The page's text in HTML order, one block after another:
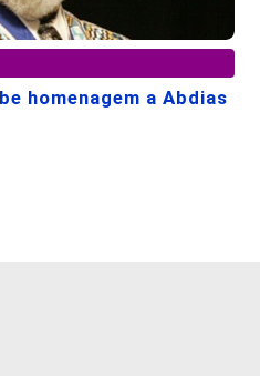
homenagem a Abdias